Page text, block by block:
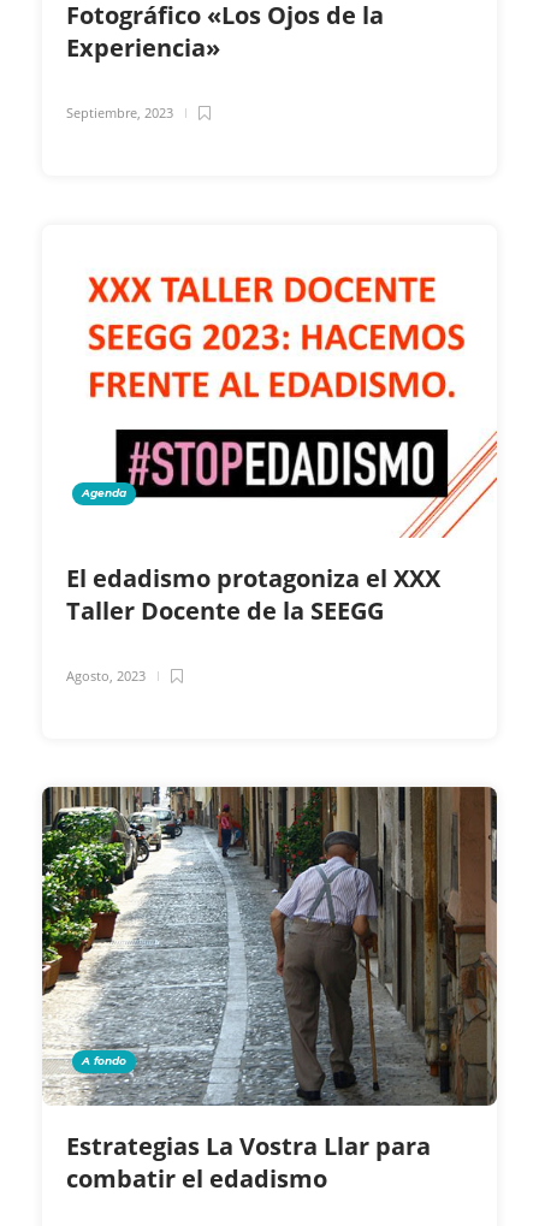
Fotográfico «Los Ojos de la
Experiencia»
Septiembre, 2023
Agenda
El edadismo protagoniza el XXX
Taller Docente de la SEEGG
Agosto, 2023
A fondo
Estrategias La Vostra Llar para
combatir el edadismo